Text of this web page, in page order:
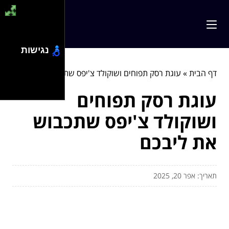
דף הבית» עוגת רסק תפוחים ושוקולד צ'יפס שתכבוש את ליבכם
עוגת רסק תפוחים
ושוקולד צ'יפס שתכבוש
את ליבכם
תאריך: אפר 20, 2025
נגישות